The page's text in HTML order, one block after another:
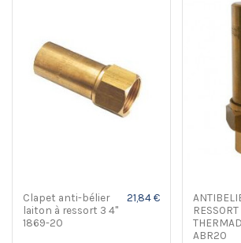
Clapet anti-bélier
laiton à ressort 3 4"
1869-20
21,84 €
ABR20